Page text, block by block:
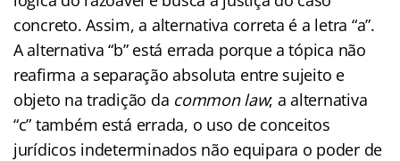
concreto. Assim, a alternativa correta é a letra “a”.
A alternativa “b” está errada porque a tópica não
reafirma a separação absoluta entre sujeito e
objeto na tradição da common law; a alternativa
“c” também está errada, o uso de conceitos
jurídicos indeterminados não equipara o poder de